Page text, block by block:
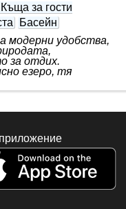
за гости
Басейн
модерни удобства,
за отдих.
езеро, тя